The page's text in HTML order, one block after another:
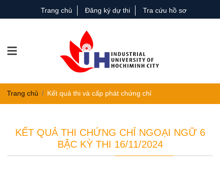
Trang chủ Đăng ký dự thi Tra cứu hồ sơ
Trang chủ Kết quả thi và cấp phát chứng chỉ
KẾT QUẢ THI CHỨNG CHỈ NGOẠI NGỮ 6
BẬC KỲ THI 16/11/2024